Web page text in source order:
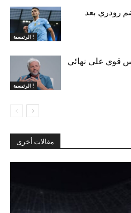
الرئيسية !
رودري بعد
الرئيسية !
قوي على نهائي
مقالات أخرى